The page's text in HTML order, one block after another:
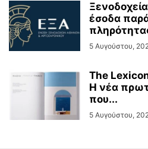
έσοδα
5 Αυγούστου,
The
Η νέα
που...
5 Αυγούστου,